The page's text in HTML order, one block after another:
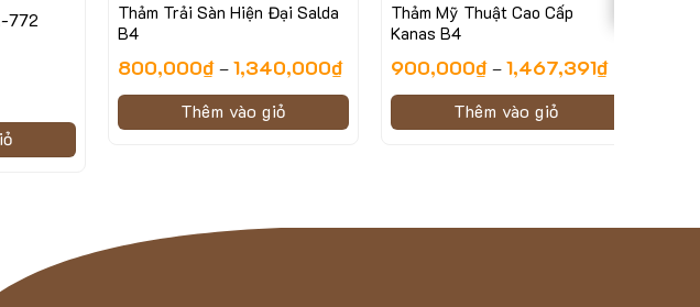
772
Thảm Trải Sàn Hiện Đại Salda
B4
800,000₫– 1,340,000₫
Thêm vào giỏ
Thảm Mỹ Thuật Cao Cấp
Kanas B4
900,000₫– 1,467,391₫
Thêm vào giỏ